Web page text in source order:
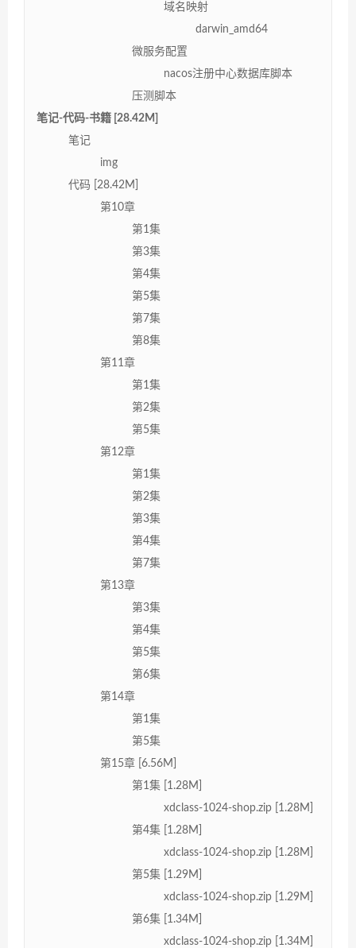
域名映射
darwin_amd64
微服务配置
nacos注册中心数据库脚本
压测脚本
笔记-代码-书籍 [28.42M]
笔记
img
代码 [28.42M]
第10章
第1集
第3集
第4集
第5集
第7集
第8集
第11章
第1集
第2集
第5集
第12章
第1集
第2集
第3集
第4集
第7集
第13章
第3集
第4集
第5集
第6集
第14章
第1集
第5集
第15章 [6.56M]
第1集 [1.28M]
xdclass-1024-shop.zip [1.28M]
第4集 [1.28M]
xdclass-1024-shop.zip [1.28M]
第5集 [1.29M]
xdclass-1024-shop.zip [1.29M]
第6集 [1.34M]
xdclass-1024-shop.zip [1.34M]